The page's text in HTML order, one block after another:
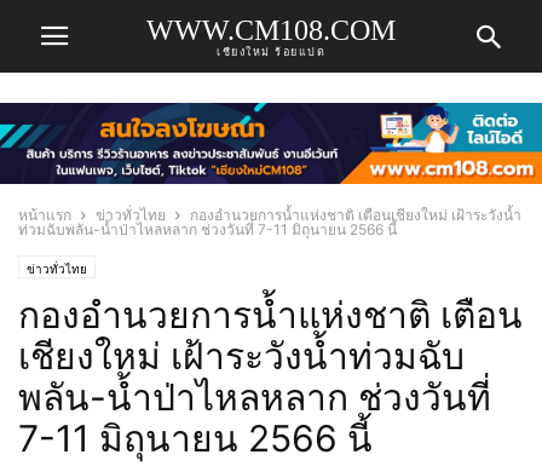
WWW.CM108.COM
เชียงใหม่ ร้อยแปด
หน้าแรก ข่าวทั่วไทย
กองอำนวยการน้ำแห่งชาติ เตือนเชียงใหม่ เฝ้าระวังน้ำ
ท่วมฉับพลัน-น้ำป่าไหลหลาก ช่วงวันที่ 7-11 มิถุนายน 2566 นี้
ข่าวทั่วไทย
กองอำนวยการน้ำแห่งชาติ เตือน
เชียงใหม่ เฝ้าระวังน้ำท่วมฉับ
พลัน-น้ำป่าไหลหลาก ช่วงวันที่
7-11 มิถุนายน 2566 นี้